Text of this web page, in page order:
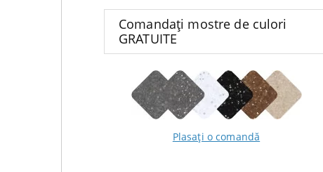
Comandați mostre de culori
GRATUITE
Plasați o comandă